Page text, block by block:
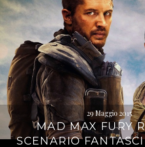
29 Maggio 2015
MAD MAX FURY
SCENARIO